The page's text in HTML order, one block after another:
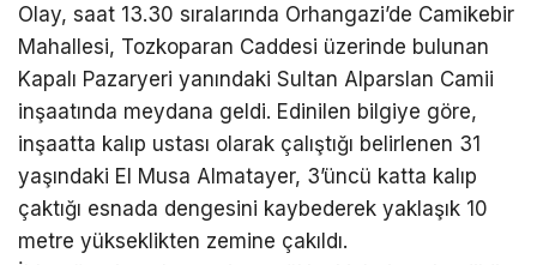
Olay, saat 13.30 sıralarında Orhangazi’de Camikebir
Mahallesi, Tozkoparan Caddesi üzerinde bulunan
Kapalı Pazaryeri yanındaki Sultan Alparslan Camii
inşaatında meydana geldi. Edinilen bilgiye göre,
inşaatta kalıp ustası olarak çalıştığı belirlenen 31
yaşındaki El Musa Almatayer, 3’üncü katta kalıp
çaktığı esnada dengesini kaybederek yaklaşık 10
metre yükseklikten zemine çakıldı.